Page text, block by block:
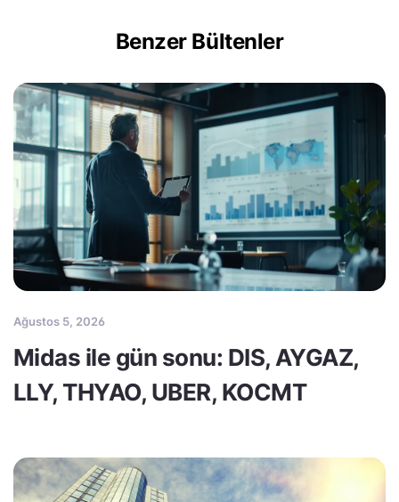
Benzer Bültenler
Ağustos 5, 2026
Midas ile gün sonu: DIS, AYGAZ,
LLY, THYAO, UBER, KOCMT